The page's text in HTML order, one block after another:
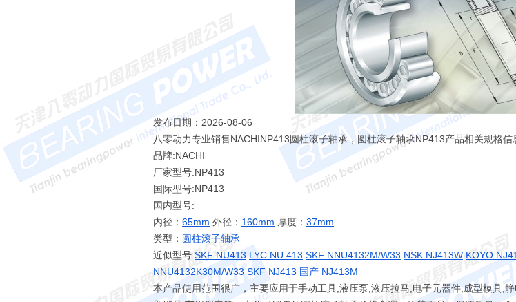
发布日期：2026-08-06
八零动力专业销售NACHINP413圆柱滚子轴承，圆柱滚子轴承NP413产品相关规格信
品牌:NACHI
厂家型号:NP413
国际型号:NP413
国内型号:
内径： 65mm 外径： 160mm 厚度： 37mm
类型： 圆柱滚子轴承
近似型号:SKF NU413 LYC NU 413 SKF NNU4132M/W33 NSK NJ413W KOYO
NNU4132K30M/W33 SKF NJ413 国产 NJ413M
本产品使用范围很广，主要应用于手动工具,液压泵,液压拉马,电子元器件,成型模具,